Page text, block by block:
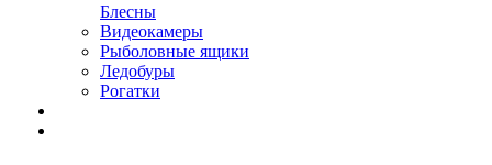
Блесны
Видеокамеры
Рыболовные ящики
Ледобуры
Рогатки